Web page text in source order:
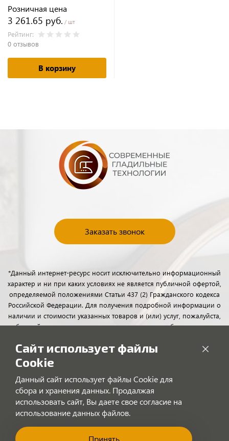
Розничная цена
3 261.65 руб. / шт
Рейтинг:
0 отзывов
В корзину
Заказать звонок
*Данный интернет-ресурс носит исключительно информационный
характер и ни при каких условиях не является публичной офертой,
определяемой положениями Статьи 437 (2) Гражданского кодекса
Российской Федерации. Для получения подробной информации о
наличии и стоимости указанных товаров и (или) услуг, пожалуйста,
обращайтесь к менеджерам отдела клиентского обслуживания с
Сайт использует файлы
Cookie
Данный сайт использует файлы Cookie для
сбора и хранения данных. Продалжая
использовать сайт, Вы даете свое согласие на
использование данных файлов.
Принять